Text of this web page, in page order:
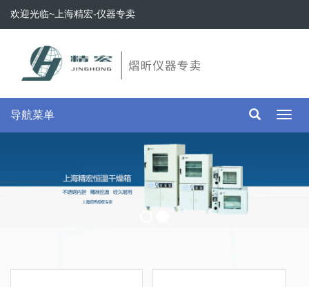
欢迎光临~上海精宏-仪器专卖
导航菜单